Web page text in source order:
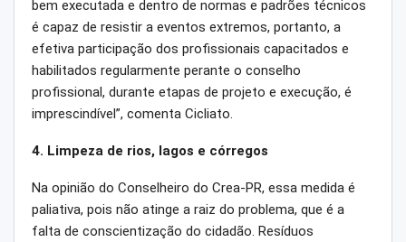
bem executada e dentro de normas e padrões técnicos
é capaz de resistir a eventos extremos, portanto, a
efetiva participação dos profissionais capacitados e
habilitados regularmente perante o conselho
profissional, durante etapas de projeto e execução, é
imprescindível”, comenta Cicliato.
4. Limpeza de rios, lagos e córregos
Na opinião do Conselheiro do Crea-PR, essa medida é
paliativa, pois não atinge a raiz do problema, que é a
falta de conscientização do cidadão. Resíduos